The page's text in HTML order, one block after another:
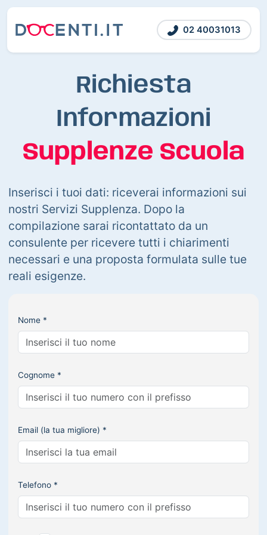
02 40031013
Richiesta
Informazioni
Supplenze Scuola
Inserisci i tuoi dati: riceverai informazioni sui
nostri Servizi Supplenza. Dopo la
compilazione sarai ricontattato da un
consulente per ricevere tutti i chiarimenti
necessari e una proposta formulata sulle tue
reali esigenze.
Nome *
Cognome *
Email (la tua migliore) *
Telefono *